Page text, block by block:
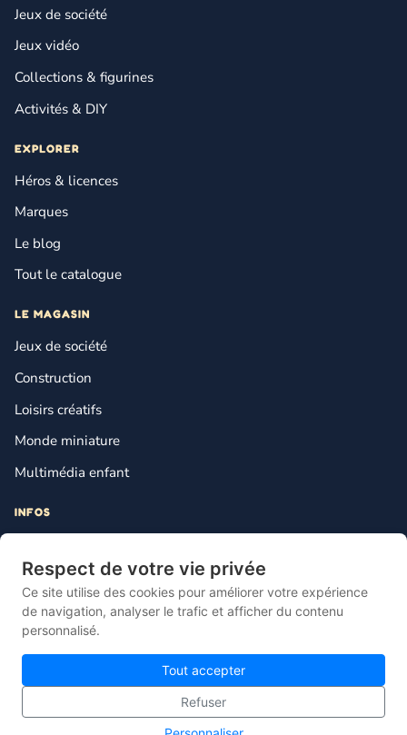
Respect de votre vie privée
Ce site utilise des cookies pour améliorer votre expérience
de navigation, analyser le trafic et afficher du contenu
personnalisé.
Tout accepter
Refuser
Jeux de société
Jeux vidéo
Collections & figurines
Activités & DIY
EXPLORER
Héros & licences
Marques
Le blog
Tout le catalogue
LE MAGASIN
Jeux de société
Construction
Loisirs créatifs
Monde miniature
Multimédia enfant
INFOS
Mentions légales
Plan du site
Gestion des cookies
© 2026 Lebonjouet — Le comparateur français du jouet pas cher.